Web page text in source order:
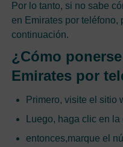
Por lo tanto, si no sabe
en Emirates por teléfono,
continuación.
¿Cómo
Emirates por
Primero, visite el sitio
Luego, haga clic en
entonces,marque el